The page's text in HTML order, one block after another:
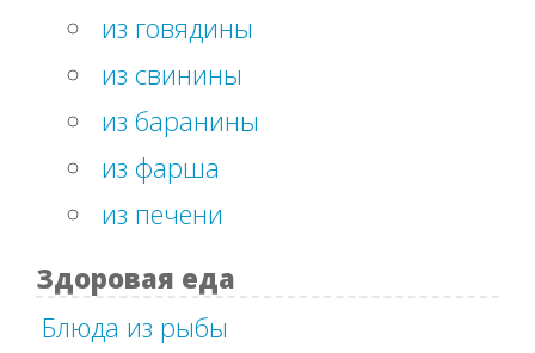
из говядины
из свинины
из баранины
из фарша
из печени
Здоровая еда
Блюда из рыбы